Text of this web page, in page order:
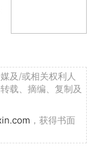
及/或相关权利人
载、摘编、复制及
，获得书面